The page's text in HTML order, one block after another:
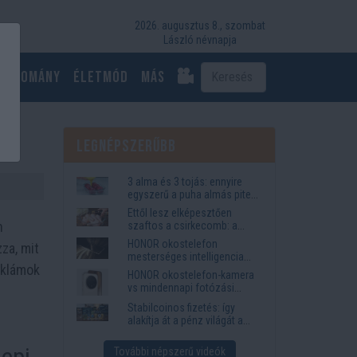
2026. augusztus 8., szombat
László névnapja
Tudomány Életmód más
mit
3 alma és 3 tojás: ennyire
egyszerű a puha almás pite
titka
Ettől lesz elképesztően
szaftos a csirkecomb: a
sörös pác a titok
HONOR okostelefon
mesterséges intelligencia
funkciók, amelyek
megkönnyítik az életet
HONOR okostelefon-kamera
vs mindennapi fotózási
igények
Stabilcoinos fizetés: így
alakítja át a pénz világát a
Western Union
További népszerű videók